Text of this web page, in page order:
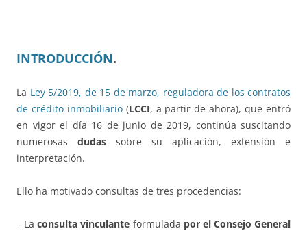
INTRODUCCIÓN.
La Ley 5/2019, de 15 de marzo, reguladora de los contratos
de crédito inmobiliario(LCCI, a partir de ahora), que entró
en vigor el día 16 de junio de 2019, continúa suscitando
numerosas dudas sobre su aplicación, extensión e
interpretación.
Ello ha motivado consultas de tres procedencias:
– Laconsulta vinculante formulada por el Consejo General